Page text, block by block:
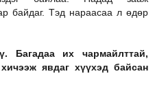
байдаг. Тэд нараасаа л өдөр
Багадаа их чармайлттай,
явдаг хүүхэд байсан